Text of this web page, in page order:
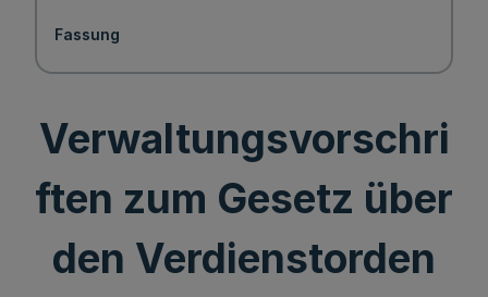
Fassung
Verwaltungsvorschri
ften zum Gesetz über
den Verdienstorden